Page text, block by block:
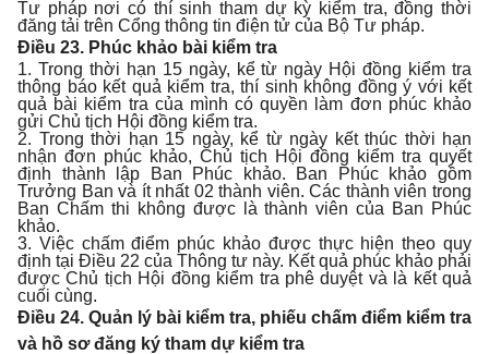
Tư pháp nơi có thí sinh tham dự kỳ kiểm tra, đồng thời
đăng tải trên Cổng thông tin điện tử của Bộ Tư pháp.
Điều 23. Phúc khảo bài kiểm tra
1. Trong thời hạn 15 ngày, kể từ ngày Hội đồng kiểm tra
thông báo kết quả kiểm tra, thí sinh không đồng ý với kết
quả bài kiểm tra của mình có quyền làm đơn phúc khảo
gửi Chủ tịch Hội đồng kiểm tra.
2. Trong thời hạn 15 ngày, kể từ ngày kết thúc thời hạn
nhận đơn phúc khảo, Chủ tịch Hội đồng kiểm tra quyết
định thành lập Ban Phúc khảo. Ban Phúc khảo gồm
Trưởng Ban và ít nhất 02 thành viên. Các thành viên trong
Ban Chấm thi không được là thành viên của Ban Phúc
khảo.
3. Việc chấm điểm phúc khảo được thực hiện theo quy
định tại Điều 22 của Thông tư này. Kết quả phúc khảo phải
được Chủ tịch Hội đồng kiểm tra phê duyệt và là kết quả
cuối cùng.
Điều 24. Quản lý bài kiểm tra, phiếu chấm điểm kiểm tra
và hồ sơ đăng ký tham dự kiểm tra